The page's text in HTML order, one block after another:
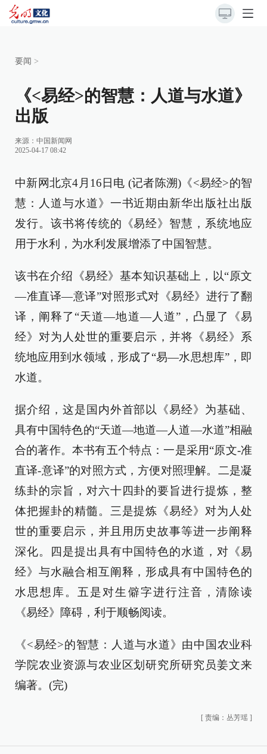
要闻 >
《<易经>的智慧：人道与水道》
出版
来源： 中国新闻网
2025-04-17 08:42
中新网北京4月16日电 (记者陈溯)《<易经>的智
慧：人道与水道》一书近期由新华出版社出版
发行。该书将传统的《易经》智慧，系统地应
用于水利，为水利发展增添了中国智慧。
该书在介绍《易经》基本知识基础上，以“原文
—准直译—意译”对照形式对《易经》进行了翻
译，阐释了“天道—地道—人道”，凸显了《易
经》对为人处世的重要启示，并将《易经》系
统地应用到水领域，形成了“易—水思想库”，即
水道。
据介绍，这是国内外首部以《易经》为基础、
具有中国特色的“天道—地道—人道—水道”相融
合的著作。本书有五个特点：一是采用“原文-准
直译-意译”的对照方式，方便对照理解。二是凝
练卦的宗旨，对六十四卦的要旨进行提炼，整
体把握卦的精髓。三是提炼《易经》对为人处
世的重要启示，并且用历史故事等进一步阐释
深化。四是提出具有中国特色的水道，对《易
经》与水融合相互阐释，形成具有中国特色的
水思想库。五是对生僻字进行注音，清除读
《易经》障碍，利于顺畅阅读。
《<易经>的智慧：人道与水道》由中国农业科
学院农业资源与农业区划研究所研究员姜文来
编著。(完)
[ 责编：丛芳瑶 ]